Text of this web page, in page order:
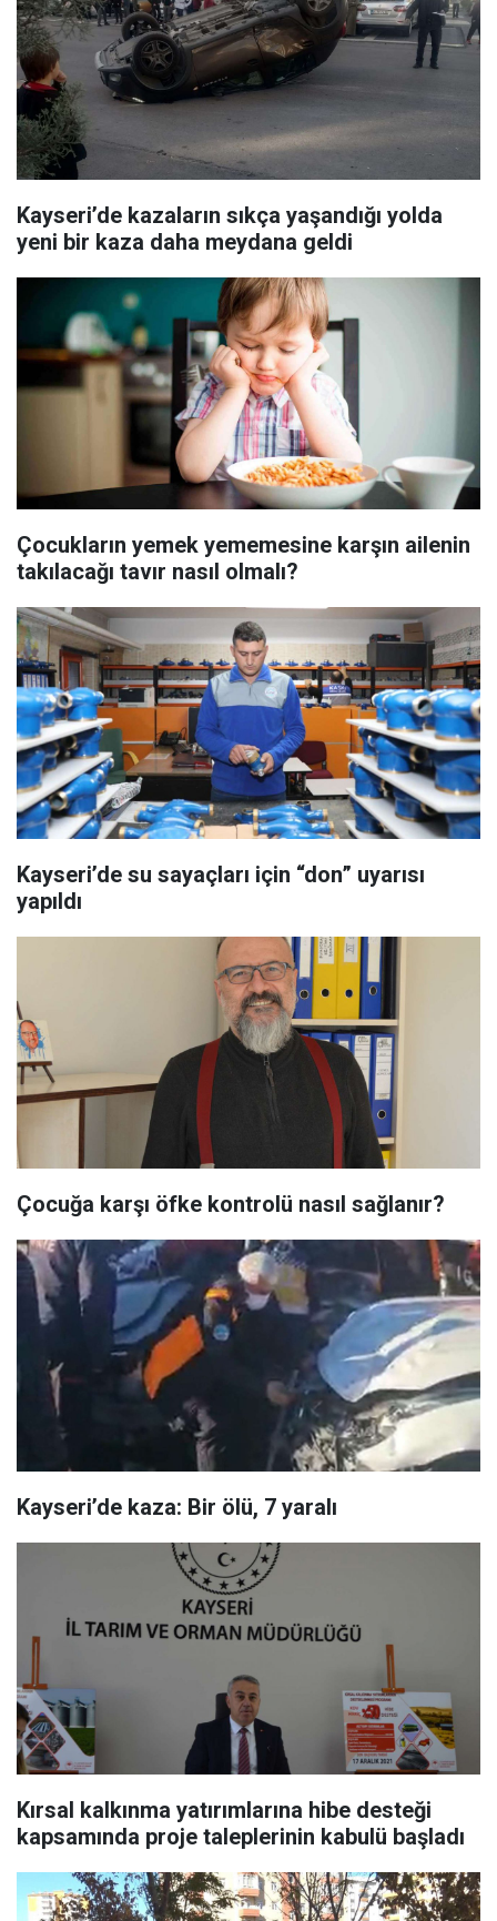
Kayseri’de kazaların sıkça yaşandığı yolda
yeni bir kaza daha meydana geldi
Çocukların yemek yememesine karşın ailenin
takılacağı tavır nasıl olmalı?
Kayseri’de su sayaçları için “don” uyarısı
yapıldı
Çocuğa karşı öfke kontrolü nasıl sağlanır?
Kayseri’de kaza: Bir ölü, 7 yaralı
Kırsal kalkınma yatırımlarına hibe desteği
kapsamında proje taleplerinin kabulü başladı